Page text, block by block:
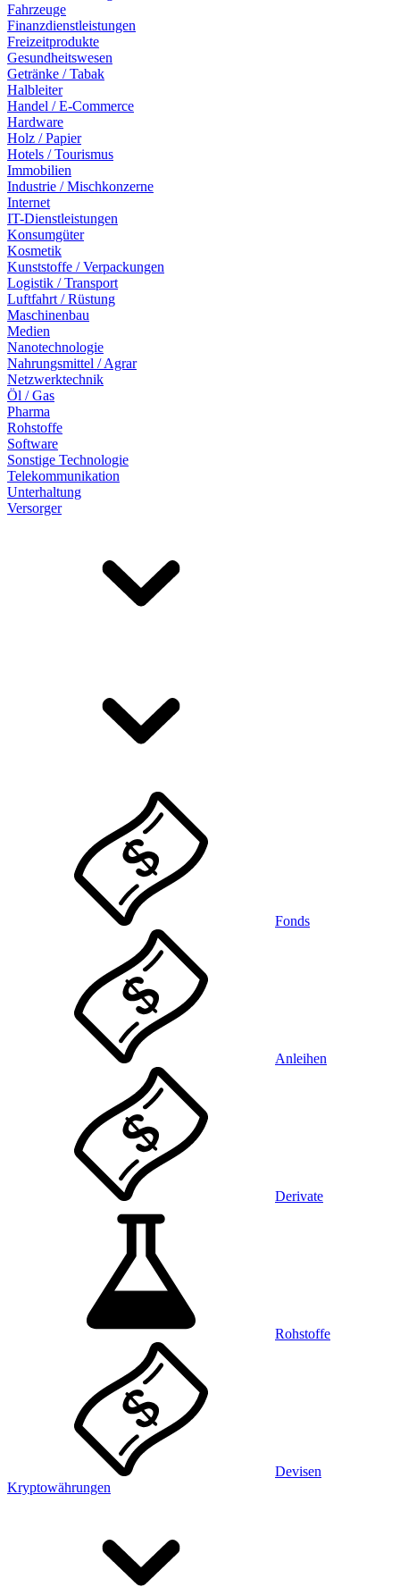
Fahrzeuge
Finanzdienstleistungen
Freizeitprodukte
Gesundheitswesen
Getränke / Tabak
Halbleiter
Handel / E-Commerce
Hardware
Holz / Papier
Hotels / Tourismus
Immobilien
Industrie / Mischkonzerne
Internet
IT-Dienstleistungen
Konsumgüter
Kosmetik
Kunststoffe / Verpackungen
Logistik / Transport
Luftfahrt / Rüstung
Maschinenbau
Medien
Nanotechnologie
Nahrungsmittel / Agrar
Netzwerktechnik
Öl / Gas
Pharma
Rohstoffe
Software
Sonstige Technologie
Telekommunikation
Unterhaltung
Versorger
Fonds
Anleihen
Derivate
Rohstoffe
Devisen
Kryptowährungen